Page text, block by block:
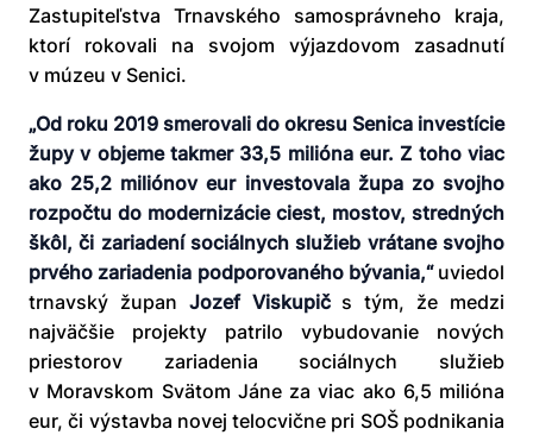
Zastupiteľstva Trnavského samosprávneho kraja,
ktorí rokovali na svojom výjazdovom zasadnutí
v múzeu v Senici.
„Od roku 2019 smerovali do okresu Senica investície
župy v objeme takmer 33,5 milióna eur. Z toho viac
ako 25,2 miliónov eur investovala župa zo svojho
rozpočtu do modernizácie ciest, mostov, stredných
škôl, či zariadení sociálnych služieb vrátane svojho
prvého zariadenia podporovaného bývania,“ uviedol
trnavský župan Jozef Viskupičs tým, že medzi
najväčšie projekty patrilo vybudovanie nových
priestorov zariadenia sociálnych služieb
v Moravskom Svätom Jáne za viac ako 6,5 milióna
eur, či výstavba novej telocvične pri SOŠ podnikania